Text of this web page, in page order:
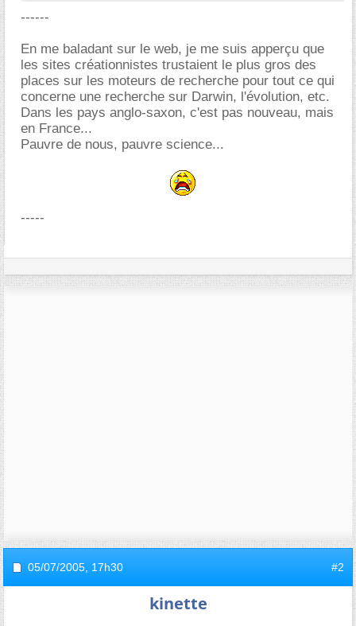
------
En me baladant sur le web, je me suis apperçu que
les sites créationnistes trustaient le plus gros des
places sur les moteurs de recherche pour tout ce qui
concerne une recherche sur Darwin, l'évolution, etc.
Dans les pays anglo-saxon, c'est pas nouveau, mais
en France...
Pauvre de nous, pauvre science...
-----
05/07/2005, 17h30 #2
kinette